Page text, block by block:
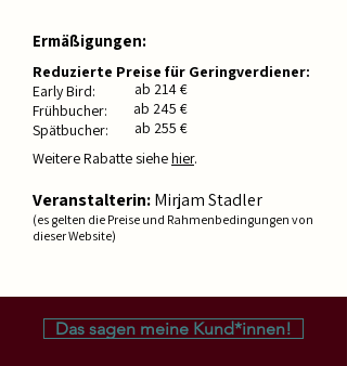
Ermäßigungen:
​Reduzierte Preise für Geringverdiener:
Early Bird:
Frühbucher:
Spätbucher:
ab 214 €
ab 245 €
ab 255 €
Weitere Rabatte siehehier.
Veranstalterin:Mirjam Stadler
(es gelten die Preise und Rahmenbedingungen von
dieser Website)
Das sagen meine Kund*innen!